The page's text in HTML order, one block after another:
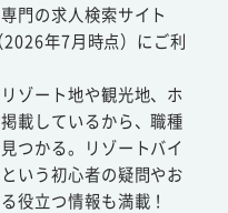
門の求人検索サイト
年7月時点）にご利
ゾート地や観光地、ホ
載しているから、職種
つかる。リゾートバイ
いう初心者の疑問やお
役立つ情報も満載！